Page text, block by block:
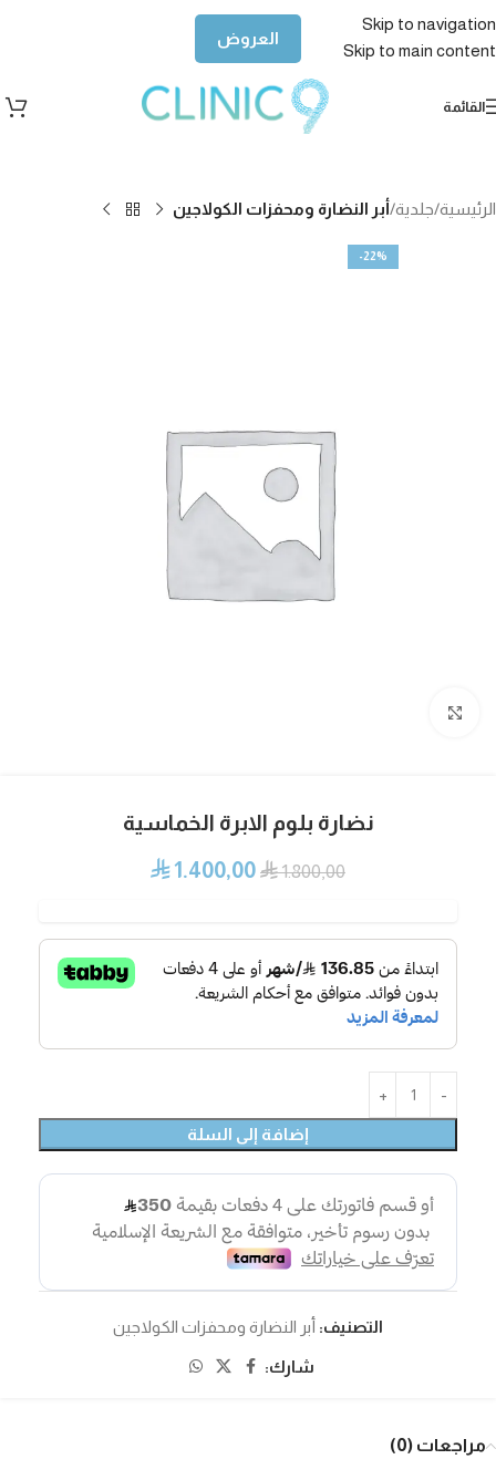
Skip to navigation
Skip to main content
العروض
القائمة
الرئيسية جلدية أبر النضارة ومحفزات الكولاجين
-22%
نضارة بلوم الابرة الخماسية
⃁1.800,00
⃁1.400,00
إضافة إلى السلة
التصنيف: أبر النضارة ومحفزات الكولاجين
شارك:
مراجعات (0)